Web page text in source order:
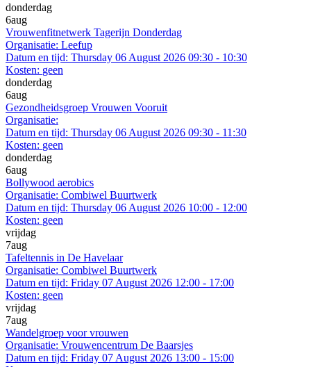
donderdag
6aug
Vrouwenfitnetwerk Tagerijn Donderdag
Organisatie: Leefup
Datum en tijd: Thursday 06 August 2026 09:30 - 10:30
Kosten: geen
donderdag
6aug
Gezondheidsgroep Vrouwen Vooruit
Organisatie:
Datum en tijd: Thursday 06 August 2026 09:30 - 11:30
Kosten: geen
donderdag
6aug
Bollywood aerobics
Organisatie: Combiwel Buurtwerk
Datum en tijd: Thursday 06 August 2026 10:00 - 12:00
Kosten: geen
vrijdag
7aug
Tafeltennis in De Havelaar
Organisatie: Combiwel Buurtwerk
Datum en tijd: Friday 07 August 2026 12:00 - 17:00
Kosten: geen
vrijdag
7aug
Wandelgroep voor vrouwen
Organisatie: Vrouwencentrum De Baarsjes
Datum en tijd: Friday 07 August 2026 13:00 - 15:00